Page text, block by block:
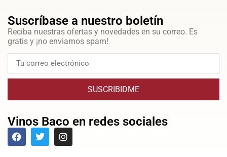
Suscríbase a nuestro boletín
Reciba nuestras ofertas y novedades en su correo. Es
gratis y ¡no enviamos spam!
SUSCRIBIDME
Vinos Baco en redes sociales